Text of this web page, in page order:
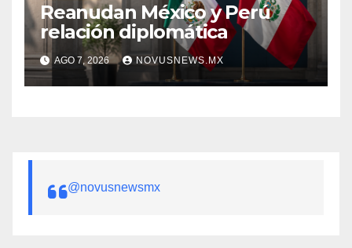
Reanudan México y Perú
relación diplomática
AGO 7, 2026 NOVUSNEWS.MX
@novusnewsmx